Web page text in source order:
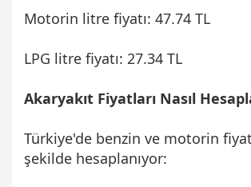
Motorin litre fiyatı: 47.74 TL
LPG litre fiyatı: 27.34 TL
Akaryakıt Fiyatları Nasıl
Türkiye'de benzin ve motorin
şekilde hesaplanıyor: